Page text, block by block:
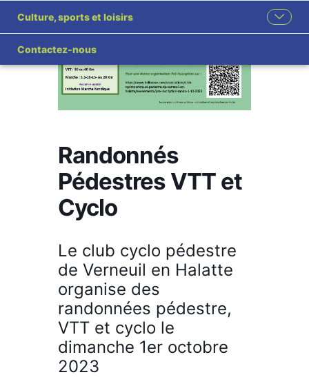
Culture, sports et loisirs
Contactez-nous
Randonnés
Pédestres VTT et
Cyclo
Le club cyclo pédestre
de Verneuil en Halatte
organise des
randonnées pédestre,
VTT et cyclo le
dimanche 1er octobre
2023